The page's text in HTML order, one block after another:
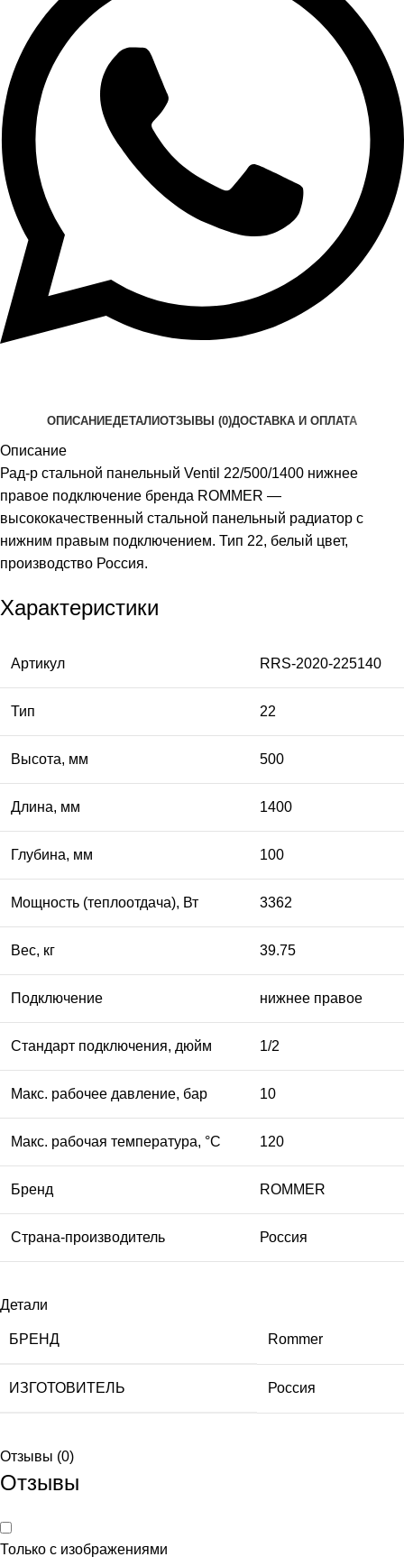
ОПИСАНИЕДЕТАЛИОТЗЫВЫ (0)ДОСТАВКА И ОПЛАТА
Описание
Рад-р стальной панельный Ventil 22/500/1400 нижнее
правое подключение бренда ROMMER —
высококачественный стальной панельный радиатор с
нижним правым подключением. Тип 22, белый цвет,
производство Россия.
Характеристики
Артикул RRS-2020-225140
Тип 22
Высота, мм 500
Длина, мм 1400
Глубина, мм 100
Мощность (теплоотдача), Вт 3362
Вес, кг 39.75
Подключение нижнее правое
Стандарт подключения, дюйм 1/2
Макс. рабочее давление, бар 10
Макс. рабочая температура, °C 120
Бренд ROMMER
Страна-производитель Россия
Детали
БРЕНД Rommer
ИЗГОТОВИТЕЛЬ Россия
Отзывы (0)
Отзывы
Только с изображениями